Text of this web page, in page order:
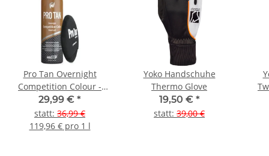
Pro Tan Overnight
Competition Colour -
250ml
29,99 € *
statt: 36,99 €
119,96 € pro 1 l
Yoko Handschuhe
Thermo Glove
19,50 € *
statt: 39,00 €